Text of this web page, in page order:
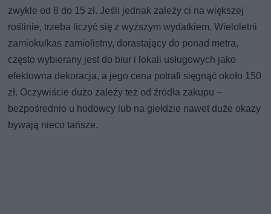
zwykle od 8 do 15 zł. Jeśli jednak zależy ci na większej
roślinie, trzeba liczyć się z wyższym wydatkiem. Wieloletni
zamiokulkas zamiolistny, dorastający do ponad metra,
często wybierany jest do biur i lokali usługowych jako
efektowna dekoracja, a jego cena potrafi sięgnąć około 150
zł. Oczywiście dużo zależy też od źródła zakupu –
bezpośrednio u hodowcy lub na giełdzie nawet duże okazy
bywają nieco tańsze.